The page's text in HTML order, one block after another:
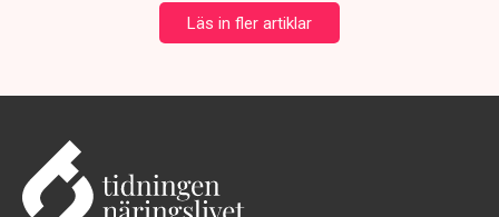
Läs in fler artiklar